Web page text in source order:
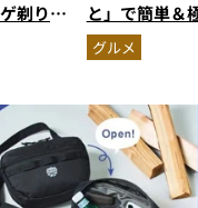
剃り習
と」で簡単＆
グルメ